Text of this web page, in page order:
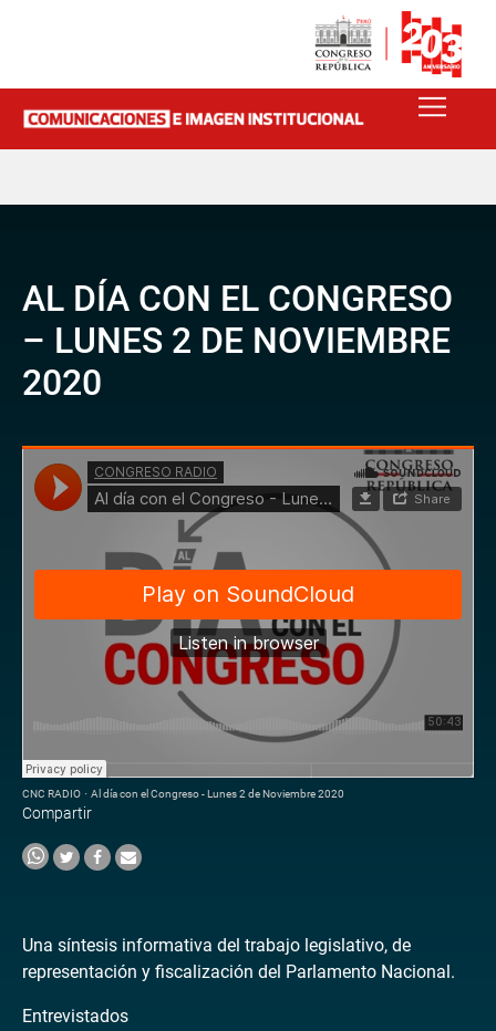
AL DÍA CON EL CONGRESO
– LUNES 2 DE NOVIEMBRE
2020
CNC RADIO · Al día con el Congreso - Lunes 2 de Noviembre 2020
Compartir
Una síntesis informativa del trabajo legislativo, de
representación y fiscalización del Parlamento Nacional.
Entrevistados